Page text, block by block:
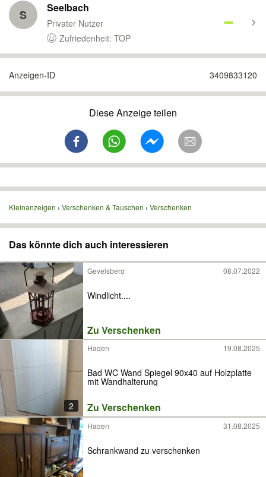
S Seelbach
Privater Nutzer
Zufriedenheit: TOP
Anzeigen-ID 3409833120
Diese Anzeige teilen
Kleinanzeigen Verschenken & Tauschen Verschenken
Das könnte dich auch interessieren
Gevelsberg 08.07.2022
Windlicht....
Zu Verschenken
2
Hagen 19.08.2025
Bad WC Wand Spiegel 90x40 auf Holzplatte
mit Wandhalterung
Zu Verschenken
Hagen 31.08.2025
Schrankwand zu verschenken